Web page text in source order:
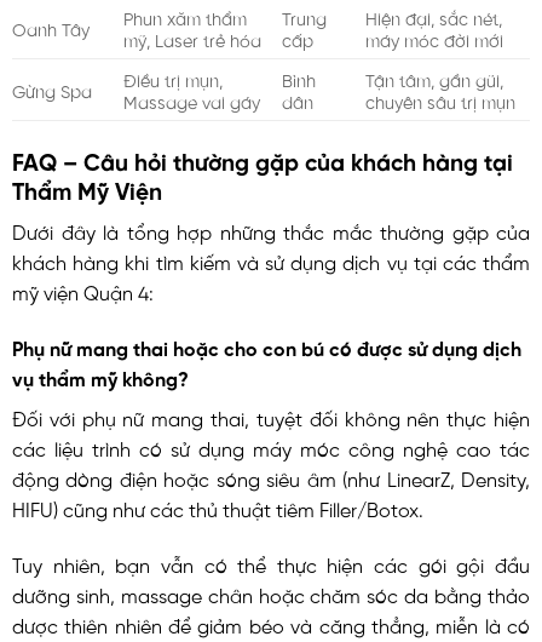
Oanh Tây
Phun xăm thẩm
mỹ, Laser trẻ hóa
Trung
cấp
Hiện đại, sắc nét,
máy móc đời mới
Gừng Spa
Điều trị mụn,
Massage vai gáy
Bình
dân
Tận tâm, gần gũi,
chuyên sâu trị mụn
FAQ – Câu hỏi thường gặp của khách hàng tại
Thẩm Mỹ Viện
Dưới đây là tổng hợp những thắc mắc thường gặp của
khách hàng khi tìm kiếm và sử dụng dịch vụ tại các thẩm
mỹ viện Quận 4:
Phụ nữ mang thai hoặc cho con bú có được sử dụng dịch
vụ thẩm mỹ không?
Đối với phụ nữ mang thai, tuyệt đối không nên thực hiện
các liệu trình có sử dụng máy móc công nghệ cao tác
động dòng điện hoặc sóng siêu âm (như LinearZ, Density,
HIFU) cũng như các thủ thuật tiêm Filler/Botox.
Tuy nhiên, bạn vẫn có thể thực hiện các gói gội đầu
dưỡng sinh, massage chân hoặc chăm sóc da bằng thảo
dược thiên nhiên để giảm béo và căng thẳng, miễn là có